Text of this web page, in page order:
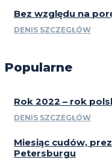
Bez względu na
DENIS SZCZEGŁÓW
Popularne
Rok 2022 – rok
DENIS SZCZEGŁÓW
Miesiąc cudów,
Petersburgu